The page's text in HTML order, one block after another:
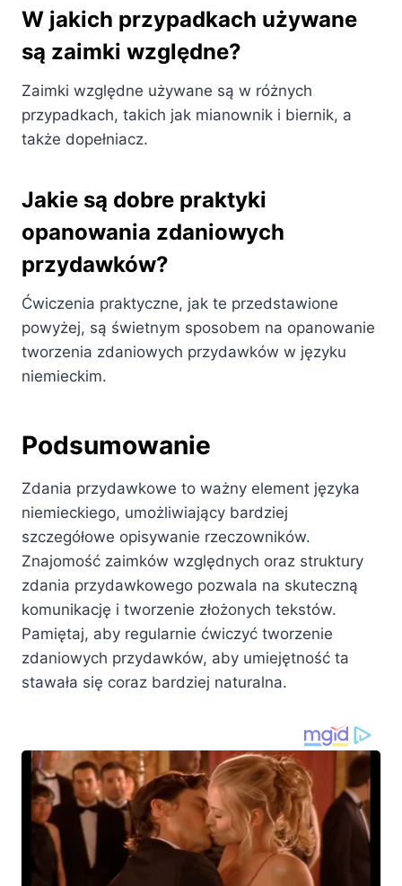
W jakich przypadkach używane
są zaimki względne?
Zaimki względne używane są w różnych
przypadkach, takich jak mianownik i biernik, a
także dopełniacz.
Jakie są dobre praktyki
opanowania zdaniowych
przydawków?
Ćwiczenia praktyczne, jak te przedstawione
powyżej, są świetnym sposobem na opanowanie
tworzenia zdaniowych przydawków w języku
niemieckim.
Podsumowanie
Zdania przydawkowe to ważny element języka
niemieckiego, umożliwiający bardziej
szczegółowe opisywanie rzeczowników.
Znajomość zaimków względnych oraz struktury
zdania przydawkowego pozwala na skuteczną
komunikację i tworzenie złożonych tekstów.
Pamiętaj, aby regularnie ćwiczyć tworzenie
zdaniowych przydawków, aby umiejętność ta
stawała się coraz bardziej naturalna.